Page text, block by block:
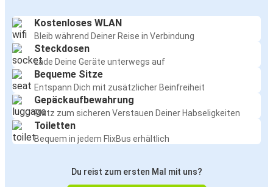
Rotterdam
Roermond
Frankfurt
Roermond
Roermond
Hannover
Dortmund
Kostenloses WLAN
Bleib während Deiner Reise in Verbindung
Steckdosen
Lade Deine Geräte unterwegs auf
Bequeme Sitze
Entspann Dich mit zusätzlicher Beinfreiheit
Gepäckaufbewahrung
Platz zum sicheren Verstauen Deiner Habseligkeiten
Toiletten
Bequem in jedem FlixBus erhältlich
Du reist zum ersten Mal mit uns?